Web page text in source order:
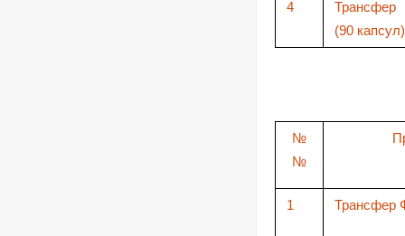
4
(90 капсул)
№
№
1 Трансфер